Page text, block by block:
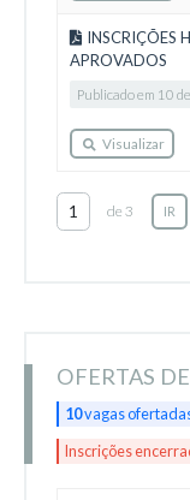
INSCRIÇÕES
APROVADOS
Publicado em 10
Visualizar
de 3 IR
OFERTAS
10vagas
Inscrições